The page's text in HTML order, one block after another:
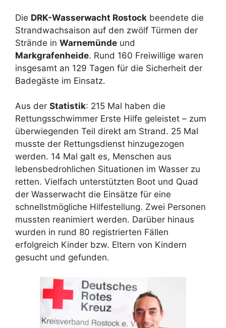
Die DRK-Wasserwacht Rostock beendete die
Strandwachsaison auf den zwölf Türmen der
Strände in Warnemünde und
Markgrafenheide. Rund 160 Freiwillige waren
insgesamt an 129 Tagen für die Sicherheit der
Badegäste im Einsatz.
Aus der Statistik: 215 Mal haben die
Rettungsschwimmer Erste Hilfe geleistet – zum
überwiegenden Teil direkt am Strand. 25 Mal
musste der Rettungsdienst hinzugezogen
werden. 14 Mal galt es, Menschen aus
lebensbedrohlichen Situationen im Wasser zu
retten. Vielfach unterstützten Boot und Quad
der Wasserwacht die Einsätze für eine
schnellstmögliche Hilfestellung. Zwei Personen
mussten reanimiert werden. Darüber hinaus
wurden in rund 80 registrierten Fällen
erfolgreich Kinder bzw. Eltern von Kindern
gesucht und gefunden.